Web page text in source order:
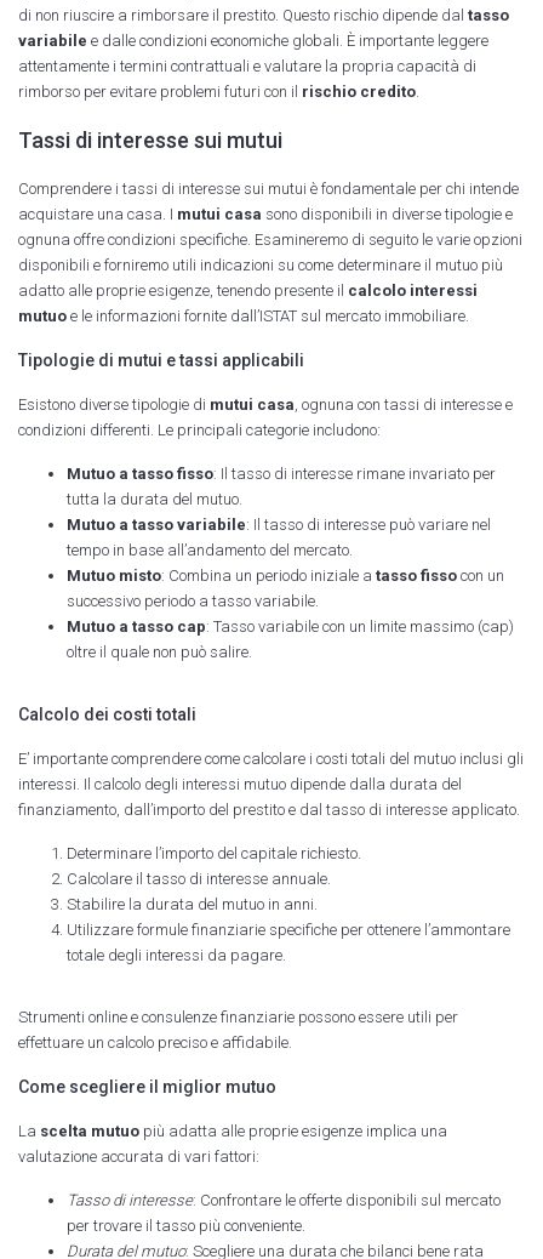
di non riuscire a rimborsare il prestito. Questo rischio dipende dal tasso
variabile e dalle condizioni economiche globali. È importante leggere
attentamente i termini contrattuali e valutare la propria capacità di
rimborso per evitare problemi futuri con il rischio credito
Tassi di interesse sui mutui
Comprendere i tassi di interesse sui mutui è fondamentale per chi intende
acquistare una casa. I mutui casa sono disponibili in diverse tipologie e
ognuna offre condizioni specifiche. Esamineremo di seguito le varie opzioni
disponibili e forniremo utili indicazioni su come determinare il mutuo più
adatto alle proprie esigenze, tenendo presente il calcolo interessi
mutuo e le informazioni fornite dall’ISTAT sul mercato immobiliare.
Tipologie di mutui e tassi applicabili
Esistono diverse tipologie di mutui casa , ognuna con tassi di interesse e
condizioni differenti. Le principali categorie includono:
Mutuo a tasso fisso: Il tasso di interesse rimane invariato per
tutta la durata del mutuo.
Mutuo a tasso variabile: Il tasso di interesse può variare nel
tempo in base all’andamento del mercato.
Mutuo misto: Combina un periodo iniziale a tasso fisso con un
successivo periodo a tasso variabile.
Mutuo a tasso cap: Tasso variabile con un limite massimo (cap)
oltre il quale non può salire.
Calcolo dei costi totali
E’ importante comprendere come calcolare i costi totali del mutuo inclusi gli
interessi. Il calcolo degli interessi mutuo dipende dalla durata del
finanziamento, dall’importo del prestito e dal tasso di interesse applicato.
Determinare l’importo del capitale richiesto.
Calcolare il tasso di interesse annuale.
Stabilire la durata del mutuo in anni.
Utilizzare formule finanziarie specifiche per ottenere l’ammontare
totale degli interessi da pagare.
Strumenti online e consulenze finanziarie possono essere utili per
effettuare un calcolo preciso e affidabile.
Come scegliere il miglior mutuo
La scelta mutuo più adatta alle proprie esigenze implica una
valutazione accurata di vari fattori:
Tasso di interesse: Confrontare le offerte disponibili sul mercato
per trovare il tasso più conveniente.
Durata del mutuo: Scegliere una durata che bilanci bene rata